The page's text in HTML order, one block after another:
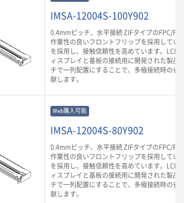
IMSA-12004S-100Y902
0.4mmピッチ、水平接続 ZIFタイプのFPC/
作業性の良いフロントフリップを採用してい
を採用し、接触信頼性を高めています。LCD
ィスプレイと基板の接続用に開発された製品
チで一列配置にすることで、多極接続時の省
献します。
Web購入可能
IMSA-12004S-80Y902
0.4mmピッチ、水平接続 ZIFタイプのFPC/
作業性の良いフロントフリップを採用してい
を採用し、接触信頼性を高めています。LCD
ィスプレイと基板の接続用に開発された製品
チで一列配置にすることで、多極接続時の省
献します。